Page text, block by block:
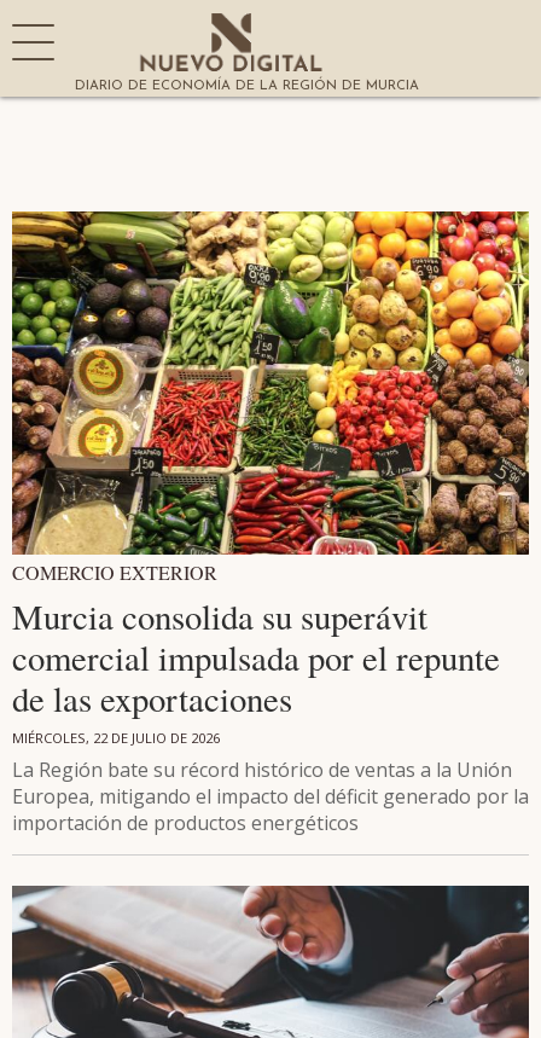
DIARIO DE ECONOMÍA DE LA REGIÓN DE MURCIA
COMERCIO EXTERIOR
Murcia consolida su superávit
comercial impulsada por el repunte
de las exportaciones
MIÉRCOLES, 22 DE JULIO DE 2026
La Región bate su récord histórico de ventas a la Unión
Europea, mitigando el impacto del déficit generado por la
importación de productos energéticos